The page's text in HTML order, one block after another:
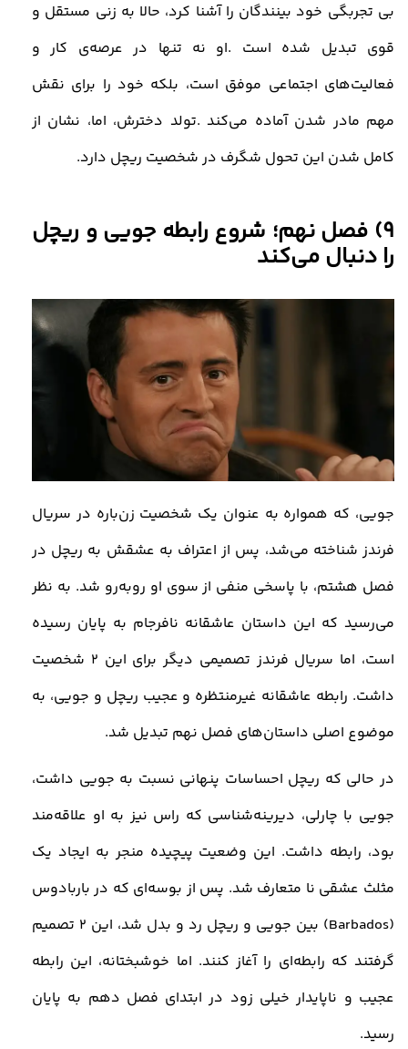
بی‌ تجربگی خود بینندگان را آشنا کرد، حالا به زنی مستقل و
قوی تبدیل شده است .او نه تنها در عرصه‌ی کار و
فعالیت‌های اجتماعی موفق است، بلکه خود را برای نقش
مهم مادر شدن آماده می‌کند.تولد دخترش، اما، نشان از
کامل شدن این تحول شگرف در شخصیت ریچل دارد.
9) فصل نهم؛ شروع رابطه جویی و ریچل
را دنبال می‌کند
جویی، که همواره به عنوان یک شخصیت زن‌باره در سریال
فرندز شناخته می‌شد، پس از اعتراف به عشقش به ریچل در
فصل هشتم، با پاسخی منفی از سوی او روبه‌رو شد. به نظر
می‌رسید که این داستان عاشقانه نافرجام به پایان رسیده
است، اما سریال فرندز تصمیمی دیگر برای این 2 شخصیت
داشت. رابطه عاشقانه غیرمنتظره و عجیب ریچل و جویی، به
موضوع اصلی داستان‌های فصل نهم تبدیل شد.
در حالی که ریچل احساسات پنهانی نسبت به جویی داشت،
جویی با چارلی، دیرینه‌شناسی که راس نیز به او علاقه‌مند
بود، رابطه داشت. این وضعیت پیچیده منجر به ایجاد یک
مثلث عشقی نا متعارف شد. پس از بوسه‌ای که در باربادوس
(
Barbados
) بین جویی و ریچل رد و بدل شد، این 2 تصمیم
گرفتند که رابطه‌ای را آغاز کنند. اما خوشبختانه، این رابطه
عجیب و ناپایدار خیلی زود در ابتدای فصل دهم به پایان
رسید.